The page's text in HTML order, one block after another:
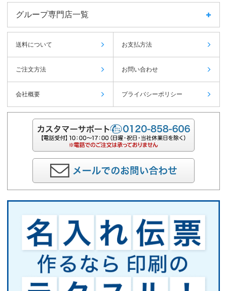
グループ専門店一覧
送料について お支払方法
ご注文方法 お問い合わせ
会社概要 プライバシーポリシー